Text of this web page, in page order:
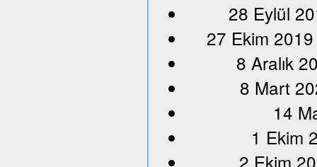
28 Eylül
27 Ekim
8 Aralık
8 Mart
14
1 Ekim
2 Ekim